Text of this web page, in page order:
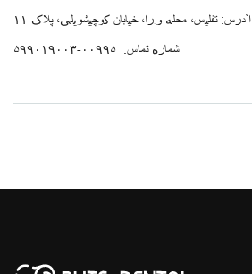
آدرس: تفلیس، محله وِرا، خیابان کوچیشویلی، پلاک ۱۱
شماره تماس: ۰۰۹۹۵-۵۹۹۰۱۹۰۰۳